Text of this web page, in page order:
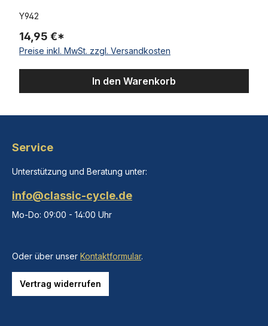
Y942
14,95 €*
Preise inkl. MwSt. zzgl. Versandkosten
In den Warenkorb
Service
Unterstützung und Beratung unter:
info@classic-cycle.de
Mo-Do: 09:00 - 14:00 Uhr
Oder über unser Kontaktformular.
Vertrag widerrufen